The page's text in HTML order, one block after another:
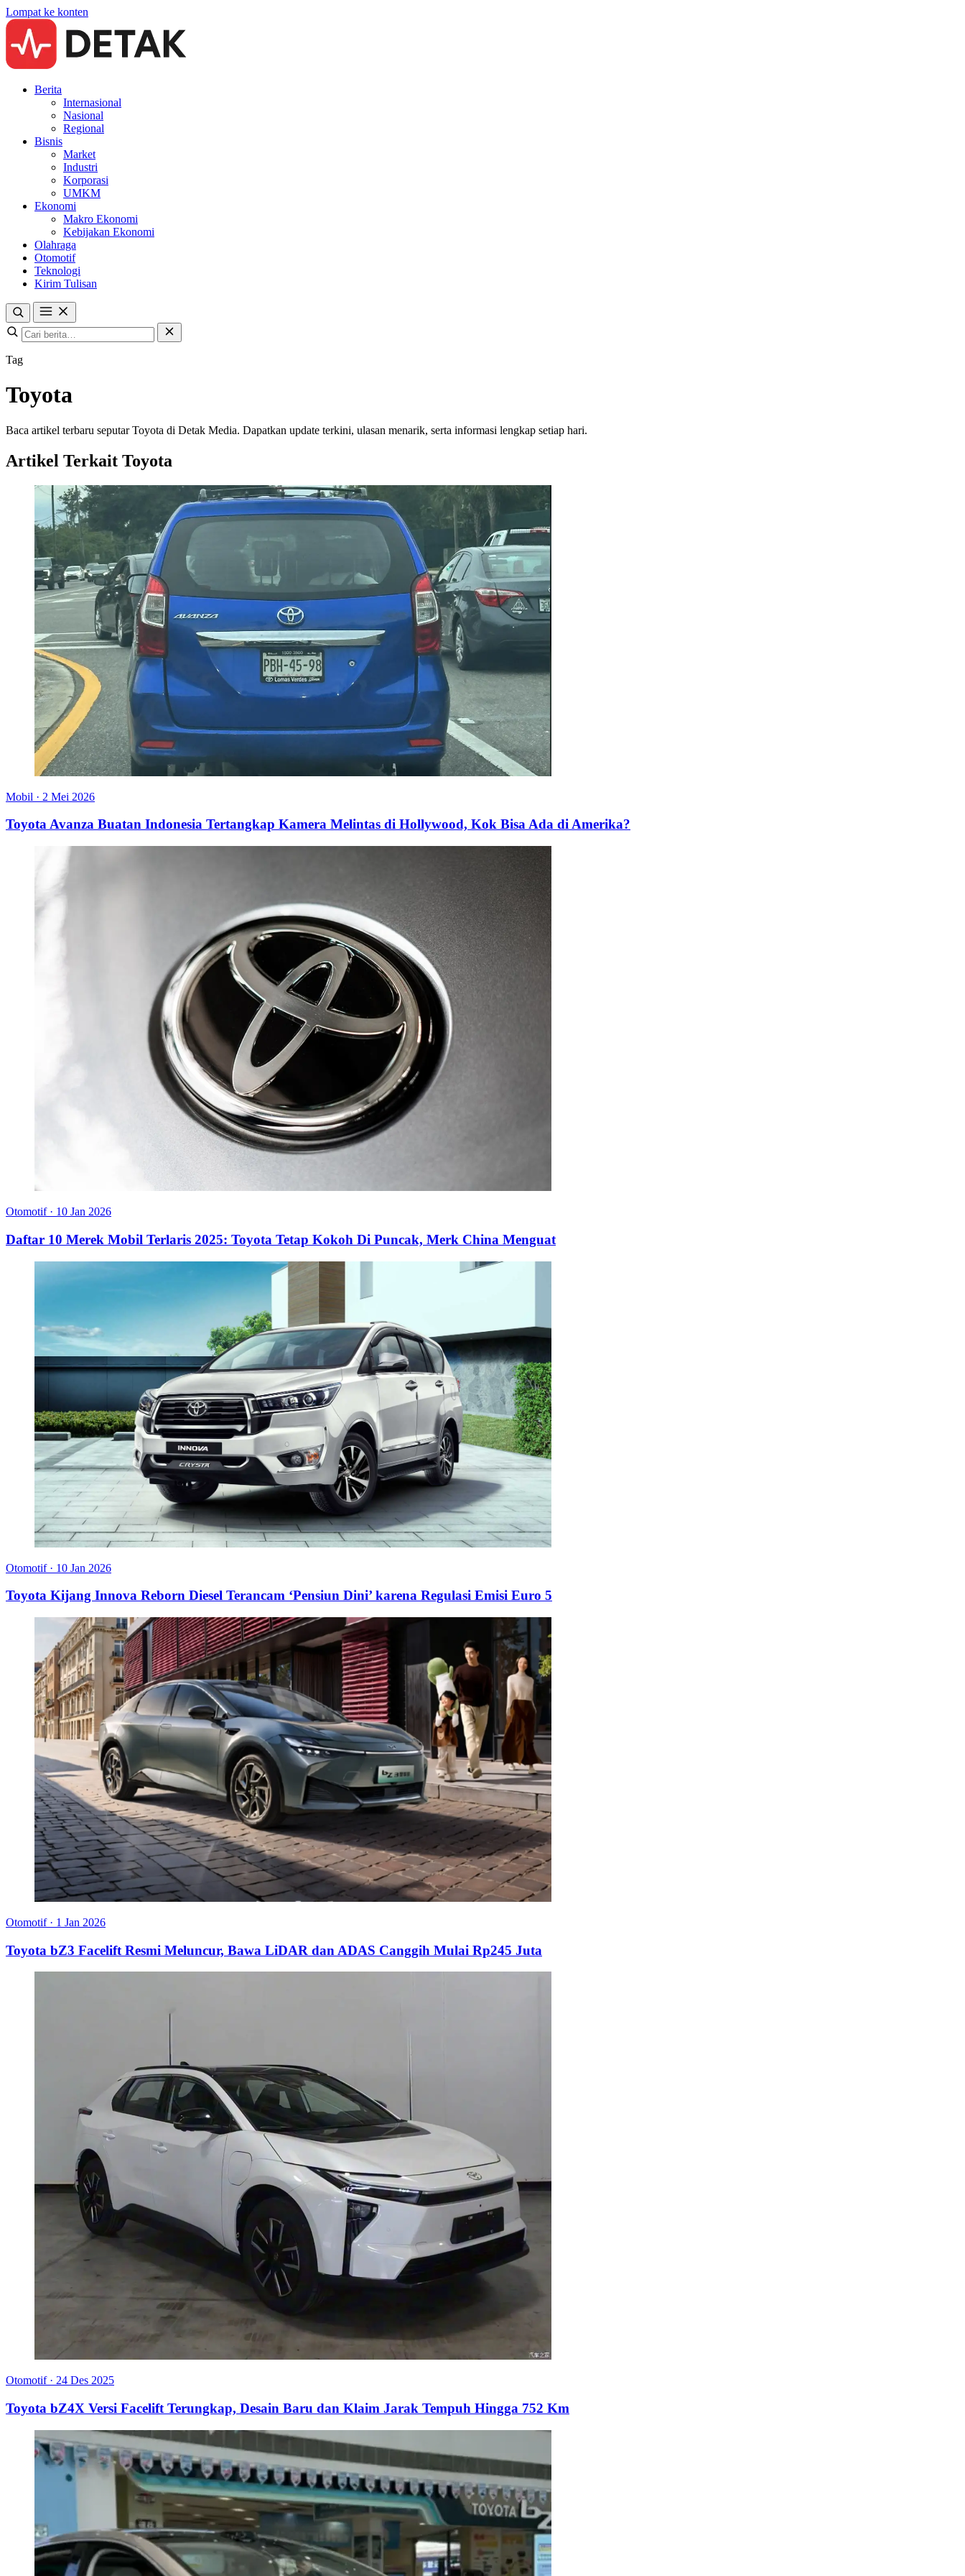
Lompat ke konten
Berita
Internasional
Nasional
Regional
Bisnis
Market
Industri
Korporasi
UMKM
Ekonomi
Makro Ekonomi
Kebijakan Ekonomi
Olahraga
Otomotif
Teknologi
Kirim Tulisan
Tag
Toyota
Baca artikel terbaru seputar Toyota di Detak Media. Dapatkan update terkini, ulasan menarik, serta informasi lengkap setiap hari.
Artikel Terkait Toyota
Mobil · 2 Mei 2026
Toyota Avanza Buatan Indonesia Tertangkap Kamera Melintas di Hollywood, Kok Bisa Ada di Amerika?
Otomotif · 10 Jan 2026
Daftar 10 Merek Mobil Terlaris 2025: Toyota Tetap Kokoh Di Puncak, Merk China Menguat
Otomotif · 10 Jan 2026
Toyota Kijang Innova Reborn Diesel Terancam ‘Pensiun Dini’ karena Regulasi Emisi Euro 5
Otomotif · 1 Jan 2026
Toyota bZ3 Facelift Resmi Meluncur, Bawa LiDAR dan ADAS Canggih Mulai Rp245 Juta
Otomotif · 24 Des 2025
Toyota bZ4X Versi Facelift Terungkap, Desain Baru dan Klaim Jarak Tempuh Hingga 752 Km